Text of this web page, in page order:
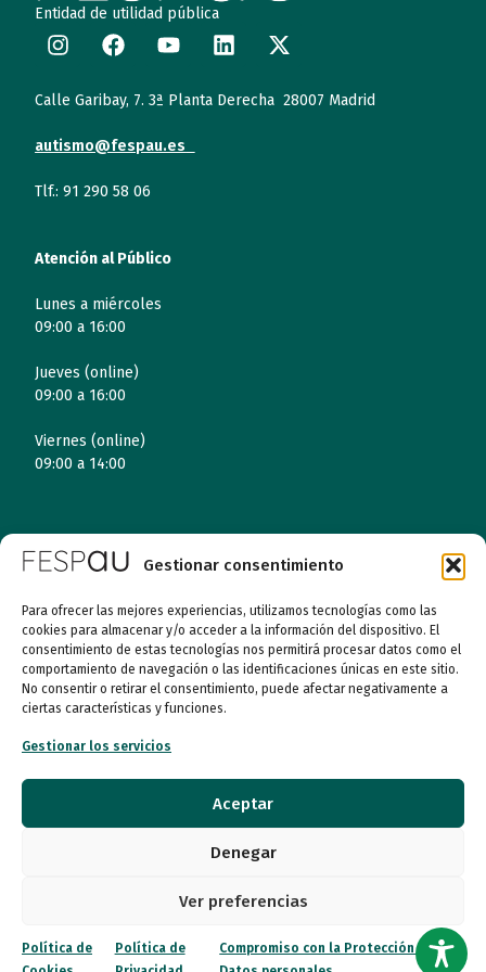
Gestionar consentimiento
Para ofrecer las mejores experiencias, utilizamos tecnologías como las
cookies para almacenar y/o acceder a la información del dispositivo. El
consentimiento de estas tecnologías nos permitirá procesar datos como el
comportamiento de navegación o las identificaciones únicas en este sitio.
No consentir o retirar el consentimiento, puede afectar negativamente a
ciertas características y funciones.
Gestionar los servicios
Aceptar
Denegar
Ver preferencias
Política de
Política de
Compromiso con la Protección de
Entidad de utilidad pública
Calle Garibay, 7. 3ª Planta Derecha 28007 Madrid
autismo@fespau.es
Tlf.: 91 290 58 06
Atención al Público
Lunes a miércoles
09:00 a 16:00
Jueves (online)
09:00 a 16:00
Viernes (online)
09:00 a 14:00
Autismo
Recursos
Transparencia
Contacto